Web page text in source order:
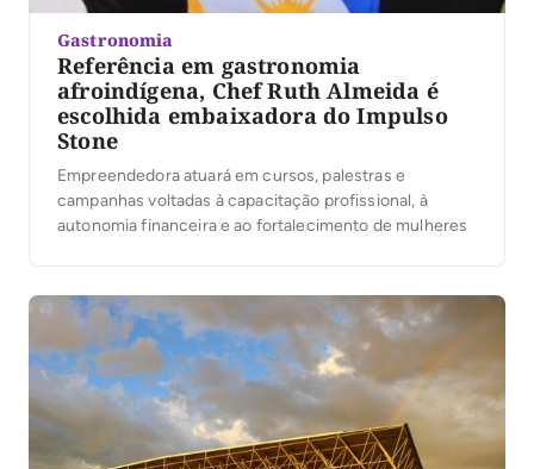
Gastronomia
Referência em gastronomia
afroindígena, Chef Ruth Almeida é
escolhida embaixadora do Impulso
Stone
Empreendedora atuará em cursos, palestras e
campanhas voltadas à capacitação profissional, à
autonomia financeira e ao fortalecimento de mulheres